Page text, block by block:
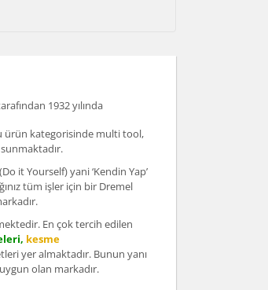
1932 yılında
ürün kategorisinde multi tool,
it Yourself) yani ‘Kendin Yap’
tüm işler için bir Dremel
En çok tercih edilen
kesme
yer almaktadır. Bunun yanı
olan markadır.